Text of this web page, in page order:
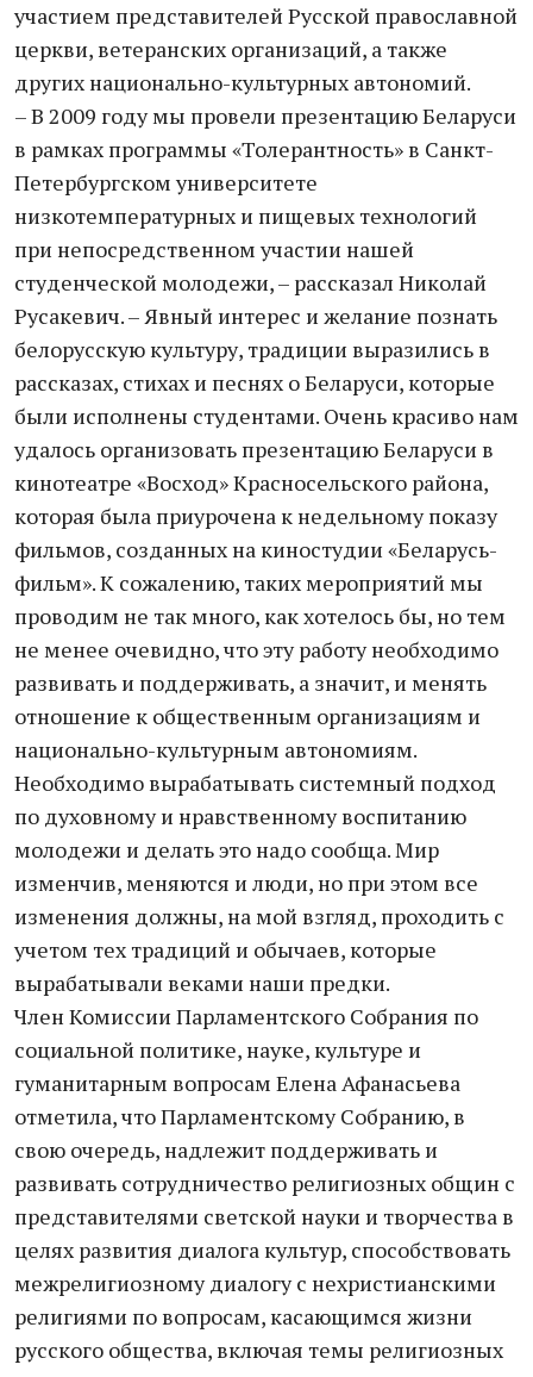
участием представителей Русской православной
церкви, ветеранских организаций, а также
других национально-культурных автономий.
– В 2009 году мы провели презентацию Беларуси
в рамках программы «Толерантность» в Санкт-
Петербургском университете
низкотемпературных и пищевых технологий
при непосредственном участии нашей
студенческой молодежи, – рассказал Николай
Русакевич. – Явный интерес и желание познать
белорусскую культуру, традиции выразились в
рассказах, стихах и песнях о Беларуси, которые
были исполнены студентами. Очень красиво нам
удалось организовать презентацию Беларуси в
кинотеатре «Восход» Красносельского района,
которая была приурочена к недельному показу
фильмов, созданных на киностудии «Беларусь-
фильм». К сожалению, таких мероприятий мы
проводим не так много, как хотелось бы, но тем
не менее очевидно, что эту работу необходимо
развивать и поддерживать, а значит, и менять
отношение к общественным организациям и
национально-культурным автономиям.
Необходимо вырабатывать системный подход
по духовному и нравственному воспитанию
молодежи и делать это надо сообща. Мир
изменчив, меняются и люди, но при этом все
изменения должны, на мой взгляд, проходить с
учетом тех традиций и обычаев, которые
вырабатывали веками наши предки.
Член Комиссии Парламентского Собрания по
социальной политике, науке, культуре и
гуманитарным вопросам Елена Афанасьева
отметила, что Парламентскому Собранию, в
свою очередь, надлежит поддерживать и
развивать сотрудничество религиозных общин с
представителями светской науки и творчества в
целях развития диалога культур, способствовать
межрелигиозному диалогу с нехристианскими
религиями по вопросам, касающимся жизни
русского общества, включая темы религиозных